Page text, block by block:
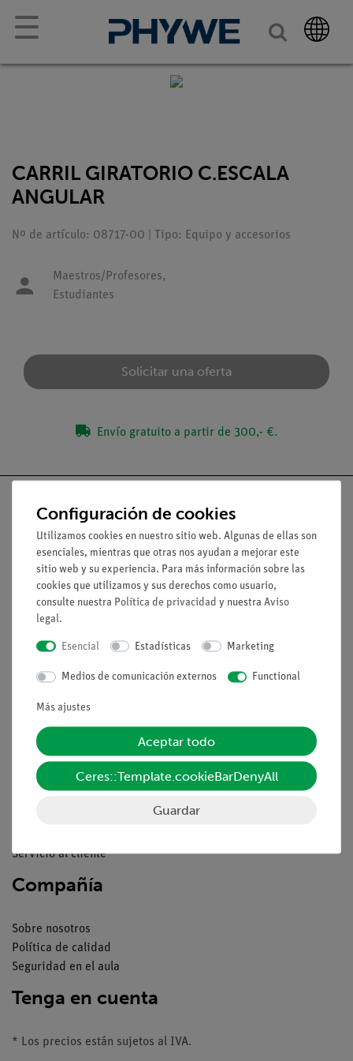
☰
CARRIL GIRATORIO C.ESCALA
ANGULAR
Nº de artículo: 08717-00 | Tipo: Equipo y accesorios
Maestros/Profesores,
Estudiantes
Solicitar una oferta
Envío gratuito a partir de 300,- €.
Nach oben
Aviso lega
Contacto
Declaración de privacidad
Pie de imprenta
Servicio
Resumen del servicio
Servicio al cliente
Compañía
Sobre nosotros
Política de calidad
Seguridad en el aula
Tenga en cuenta
* Los precios están sujetos al IVA.
Configuración de cookies
Utilizamos cookies en nuestro sitio web. Algunas de ellas son
esenciales, mientras que otras nos ayudan a mejorar este
sitio web y su experiencia. Para más información sobre las
cookies que utilizamos y sus derechos como usuario,
consulte nuestra Política de privacidad y nuestra Aviso
legal.
Esencial Estadísticas Marketing
Medios de comunicación externos Functional
Más ajustes
Aceptar todo
Ceres::Template.cookieBarDenyAll
Guardar